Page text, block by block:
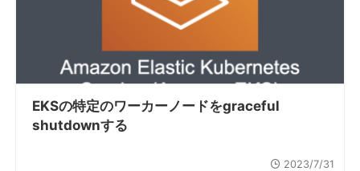
EKSの特定のワーカーノードをgraceful
shutdownする
2023/7/31